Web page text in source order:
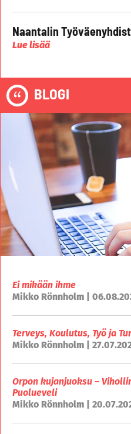
Naantalin
Lue lisää
BLOGI
Ei mikään ihme
Mikko Rönnholm |
Terveys, Koulutus, Työ ja
Mikko Rönnholm |
Orpon kujanjuoksu –
Puolueveli
Mikko Rönnholm |